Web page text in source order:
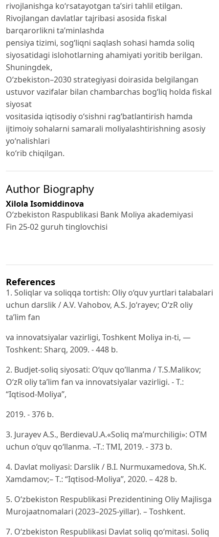
rivojlanishga ko‘rsatayotgan ta’siri tahlil etilgan.
Rivojlangan davlatlar tajribasi asosida fiskal
barqarorlikni ta’minlashda
pensiya tizimi, sog‘liqni saqlash sohasi hamda soliq
siyosatidagi islohotlarning ahamiyati yoritib berilgan.
Shuningdek,
O‘zbekiston–2030 strategiyasi doirasida belgilangan
ustuvor vazifalar bilan chambarchas bog‘liq holda fiskal
siyosat
vositasida iqtisodiy o‘sishni rag‘batlantirish hamda
ijtimoiy sohalarni samarali moliyalashtirishning asosiy
yo‘nalishlari
ko‘rib chiqilgan.
Author Biography
Xilola Isomiddinova
O‘zbekiston Raspublikasi Bank Moliya akademiyasi
Fin 25-02 guruh tinglovchisi
References
1. Soliqlar va soliqqa tortish: Oliy o‘quv yurtlari talabalari
uchun darslik / A.V. Vahobov, A.S. Jo‘rayev; O‘zR oliy
ta’lim fan
va innovatsiyalar vazirligi, Toshkent Moliya in-ti, —
Toshkent: Sharq, 2009. - 448 b.
2. Budjet-soliq siyosati: O‘quv qo’llanma / T.S.Malikov;
O‘zR oliy ta’lim fan va innovatsiyalar vazirligi. - T.:
“Iqtisod-Moliya”,
2019. - 376 b.
3. Jurayev A.S., BerdievaU.A.«Soliq ma’murchiligi»: OTM
uchun o‘quv qo‘llanma. –T.: TMI, 2019. - 373 b.
4. Davlat moliyasi: Darslik / B.I. Nurmuхamedova, Sh.K.
Xamdamov;– T.: “Iqtisod-Moliya”, 2020. – 428 b.
5. O‘zbekiston Respublikasi Prezidentining Oliy Majlisga
Murojaatnomalari (2023–2025-yillar). – Toshkent.
7. O‘zbekiston Respublikasi Davlat soliq qo‘mitasi. Soliq